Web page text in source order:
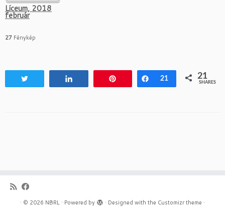
Líceum, 2018
február
27 Fénykép
Share
21 21
SHARES
· © 2026 NBRL · Powered by · Designed with the Customizr theme ·